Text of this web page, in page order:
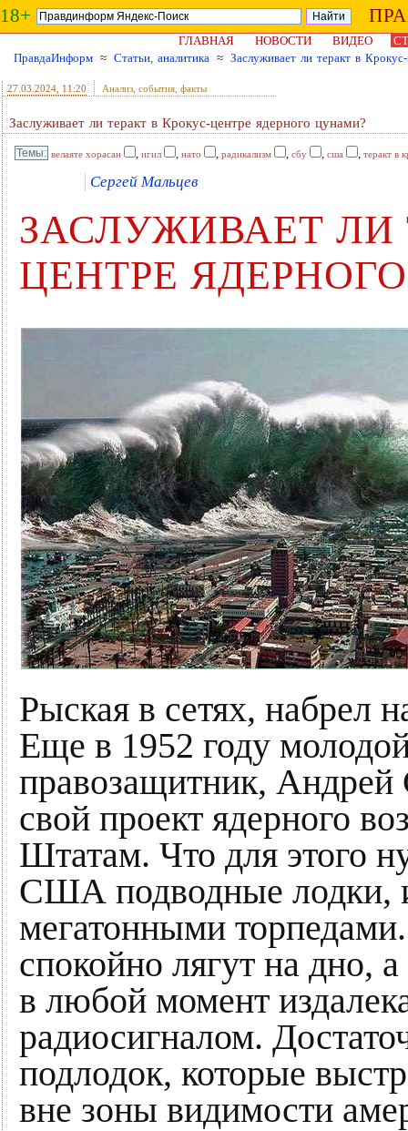
18+
ГЛАВНАЯ НОВОСТИ ВИДЕО
ПравдаИнформ ≈ Статьи, аналитика ≈ Заслуживает ли теракт в
27.03.2024 , 11:20 Анализ, события, факты
Заслуживает ли теракт в Крокус-центре ядерного цунами?
велаяте хорасан , игил , нато , радикализм , сбу , сша , теракт в
Сергей Мальцев
ЗАСЛУЖИВАЕТ ЛИ
ЦЕНТРЕ
Рыская в сетях,
Еще в 1952 году
правозащитник,
свой проект ядерного
Штатам. Что для этого
США подводные лодки,
мегатонными
спокойно лягут на дно,
в любой момент
радиосигналом.
подлодок, которые
вне зоны видимости